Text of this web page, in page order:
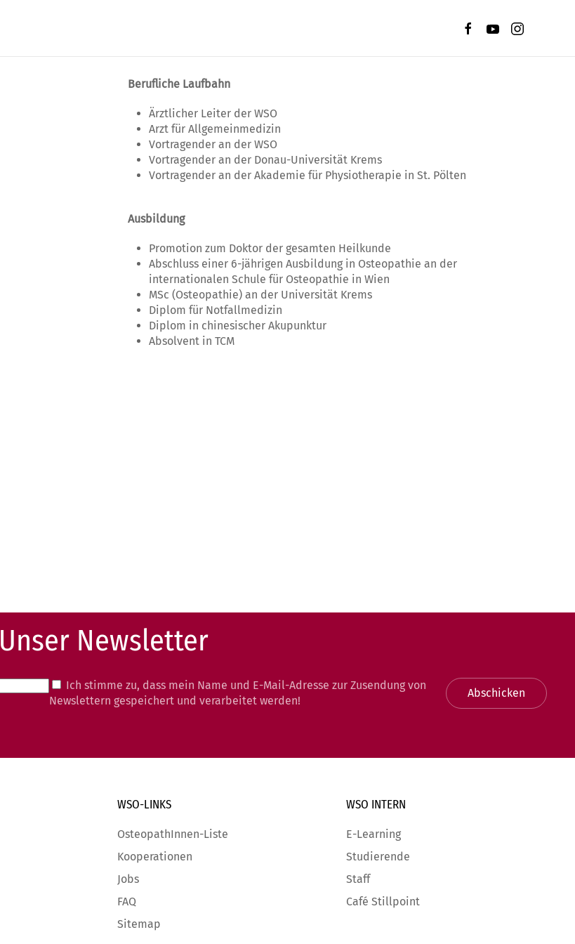
Berufliche Laufbahn
Ärztlicher Leiter der WSO
Arzt für Allgemeinmedizin
Vortragender an der WSO
Vortragender an der Donau-Universität Krems
Vortragender an der Akademie für Physiotherapie in St. Pölten
Ausbildung
Promotion zum Doktor der gesamten Heilkunde
Abschluss einer 6-jährigen Ausbildung in Osteopathie an der
internationalen Schule für Osteopathie in Wien
MSc (Osteopathie) an der Universität Krems
Diplom für Notfallmedizin
Diplom in chinesischer Akupunktur
Absolvent in TCM
Unser Newsletter
Ich stimme zu, dass mein Name und E-Mail-Adresse zur Zusendung von
Newslettern gespeichert und verarbeitet werden!
Abschicken
WSO-LINKS
OsteopathInnen-Liste
Kooperationen
Jobs
FAQ
Sitemap
WSO INTERN
E-Learning
Studierende
Staff
Café Stillpoint